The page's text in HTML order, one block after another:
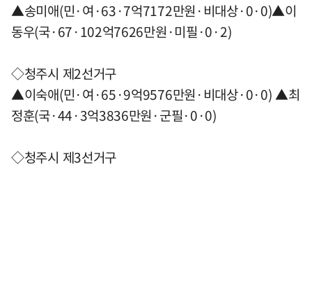
▲송미애(민·여·63·7억7172만원·비대상·0·0)▲이
동우(국·67·102억7626만원·미필·0·2)
◇청주시 제2선거구
▲이숙애(민·여·65·9억9576만원·비대상·0·0) ▲최
정훈(국·44·3억3836만원·군필·0·0)
◇청주시 제3선거구